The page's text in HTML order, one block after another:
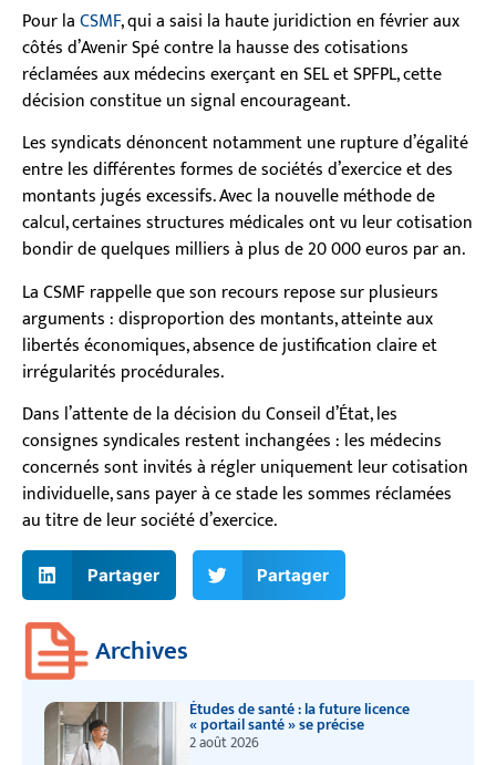
Pour laCSMF, qui a saisi la haute juridiction en février aux
côtés d’Avenir Spé contre la hausse des cotisations
réclamées aux médecins exerçant en SEL et SPFPL, cette
décision constitue un signal encourageant.
Les syndicats dénoncent notamment une rupture d’égalité
entre les différentes formes de sociétés d’exercice et des
montants jugés excessifs. Avec la nouvelle méthode de
calcul, certaines structures médicales ont vu leur cotisation
bondir de quelques milliers à plus de 20 000 euros par an.
La CSMF rappelle que son recours repose sur plusieurs
arguments : disproportion des montants, atteinte aux
libertés économiques, absence de justification claire et
irrégularités procédurales.
Dans l’attente de la décision du Conseil d’État, les
consignes syndicales restent inchangées : les médecins
concernés sont invités à régler uniquement leur cotisation
individuelle, sans payer à ce stade les sommes réclamées
au titre de leur société d’exercice.
Partager Partager
Archives
Études de santé : la future licence
« portail santé » se précise
2 août 2026